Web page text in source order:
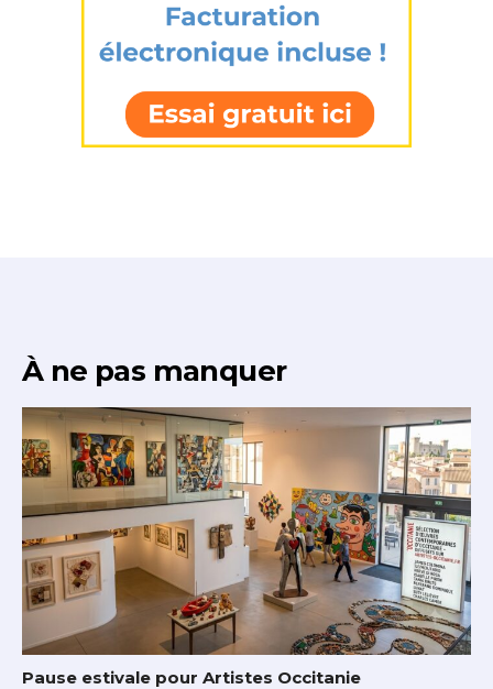
À ne pas manquer
Pause estivale pour Artistes Occitanie